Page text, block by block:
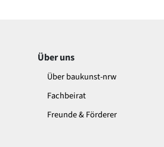
Über uns
Über baukunst-nrw
Fachbeirat
Freunde & Förderer